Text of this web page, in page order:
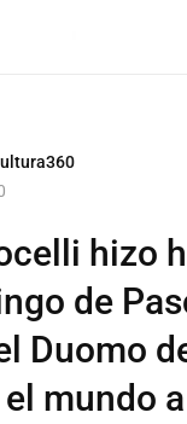
hizo
de
Duomo
mundo